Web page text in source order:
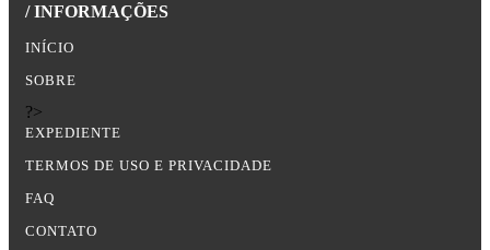
/ INFORMAÇÕES
INÍCIO
SOBRE
?>
EXPEDIENTE
TERMOS DE USO E PRIVACIDADE
FAQ
CONTATO